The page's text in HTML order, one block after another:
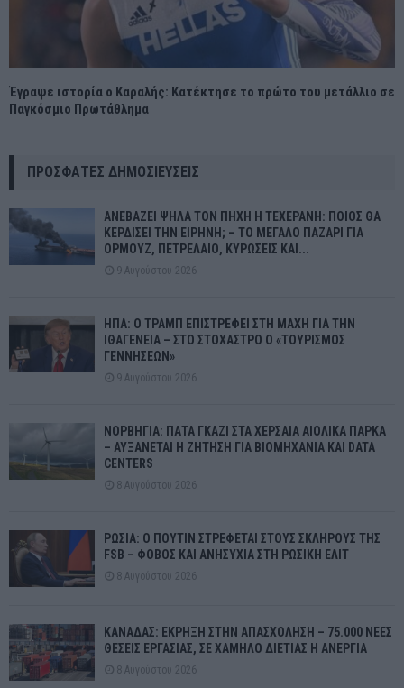
Έγραψε ιστορία ο Καραλής: Κατέκτησε το πρώτο του μετάλλιο σε
Παγκόσμιο Πρωτάθλημα
ΠΡΌΣΦΑΤΕΣ ΔΗΜΟΣΙΕΎΣΕΙΣ
ΑΝΕΒΑΖΕΙ ΨΗΛΑ ΤΟΝ ΠΗΧΗ Η ΤΕΧΕΡΑΝΗ: ΠΟΙΟΣ ΘΑ
ΚΕΡΔΙΣΕΙ ΤΗΝ ΕΙΡΗΝΗ; – ΤΟ ΜΕΓΑΛΟ ΠΑΖΑΡΙ ΓΙΑ
ΟΡΜΟΥΖ, ΠΕΤΡΕΛΑΙΟ, ΚΥΡΩΣΕΙΣ ΚΑΙ...
9 Αυγούστου 2026
ΗΠΑ: Ο ΤΡΑΜΠ ΕΠΙΣΤΡΕΦΕΙ ΣΤΗ ΜΑΧΗ ΓΙΑ ΤΗΝ
ΙΘΑΓΕΝΕΙΑ – ΣΤΟ ΣΤΟΧΑΣΤΡΟ Ο «ΤΟΥΡΙΣΜΟΣ
ΓΕΝΝΗΣΕΩΝ»
9 Αυγούστου 2026
ΝΟΡΒΗΓΙΑ: ΠΑΤΑ ΓΚΑΖΙ ΣΤΑ ΧΕΡΣΑΙΑ ΑΙΟΛΙΚΑ ΠΑΡΚΑ
– ΑΥΞΑΝΕΤΑΙ Η ΖΗΤΗΣΗ ΓΙΑ ΒΙΟΜΗΧΑΝΙΑ ΚΑΙ DATA
CENTERS
8 Αυγούστου 2026
ΡΩΣΙΑ: Ο ΠΟΥΤΙΝ ΣΤΡΕΦΕΤΑΙ ΣΤΟΥΣ ΣΚΛΗΡΟΥΣ ΤΗΣ
FSB – ΦΟΒΟΣ ΚΑΙ ΑΝΗΣΥΧΙΑ ΣΤΗ ΡΩΣΙΚΗ ΕΛΙΤ
8 Αυγούστου 2026
ΚΑΝΑΔΑΣ: ΕΚΡΗΞΗ ΣΤΗΝ ΑΠΑΣΧΟΛΗΣΗ – 75.000 ΝΕΕΣ
ΘΕΣΕΙΣ ΕΡΓΑΣΙΑΣ, ΣΕ ΧΑΜΗΛΟ ΔΙΕΤΙΑΣ Η ΑΝΕΡΓΙΑ
8 Αυγούστου 2026